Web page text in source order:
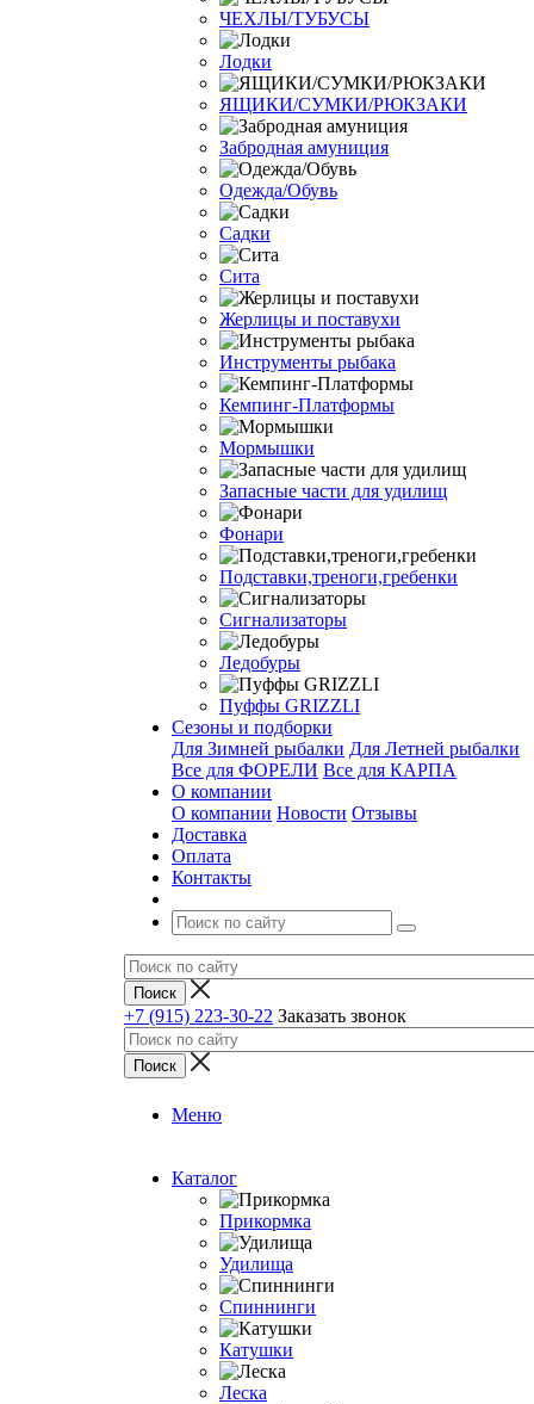
ЧЕХЛЫ/ТУБУСЫ
Лодки
ЯЩИКИ/СУМКИ/РЮКЗАКИ
Забродная амуниция
Одежда/Обувь
Садки
Сита
Жерлицы и поставухи
Инструменты рыбака
Кемпинг-Платформы
Мормышки
Запасные части для удилищ
Фонари
Подставки,треноги,гребенки
Сигнализаторы
Ледобуры
Пуффы GRIZZLI
Сезоны и подборки
Для Зимней рыбалки Для Летней рыбалки
Все для ФОРЕЛИ Все для КАРПА
О компании
О компании Новости Отзывы
Доставка
Оплата
Контакты
+7 (915) 223-30-22 Заказать звонок
Меню
Каталог
Прикормка
Удилища
Спиннинги
Катушки
Леска